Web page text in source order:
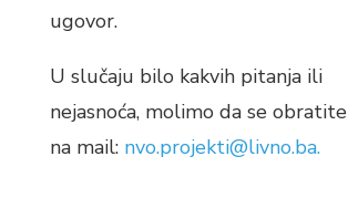
ugovor.
U slučaju bilo kakvih pitanja ili
nejasnoća, molimo da se obratite
na mail: nvo.projekti@livno.ba.